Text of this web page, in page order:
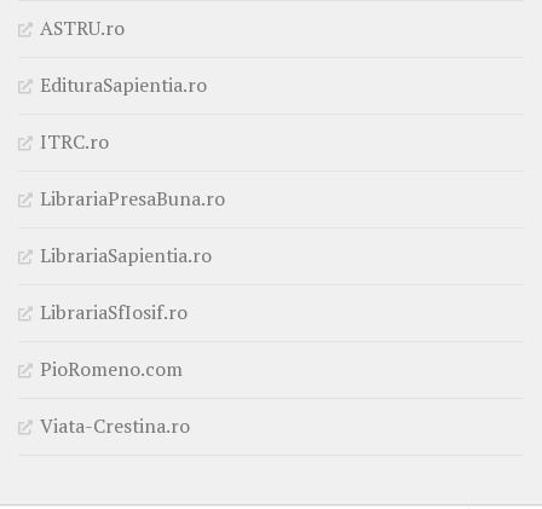
ASTRU.ro
EdituraSapientia.ro
ITRC.ro
LibrariaPresaBuna.ro
LibrariaSapientia.ro
LibrariaSfIosif.ro
PioRomeno.com
Viata-Crestina.ro